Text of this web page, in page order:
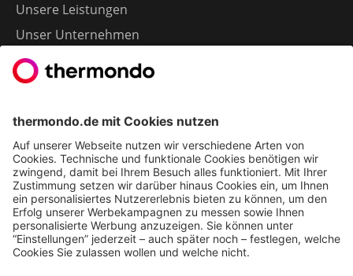
Unsere Leistungen
Unser Unternehmen
Presse
Karriere
Erfahrungen & Storys unserer Kunden
Freunde empfehlen: 300 € Prämie sichern
Ethics & Compliance bei thermondo
FÜR SIE